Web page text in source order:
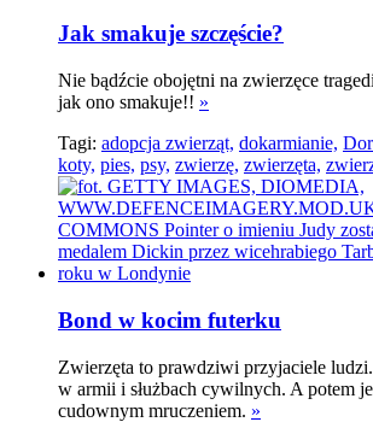
Jak smakuje szczęście?
Nie bądźcie obojętni na zwierzęce
jak ono smakuje!! »
Tagi: adopcja zwierząt, dokarmianie,
koty, pies, psy, zwierzę, zwierzęta,
Bond w kocim futerku
Zwierzęta to prawdziwi przyjaciele ludzi.
w armii i służbach cywilnych. A potem
cudownym mruczeniem. »